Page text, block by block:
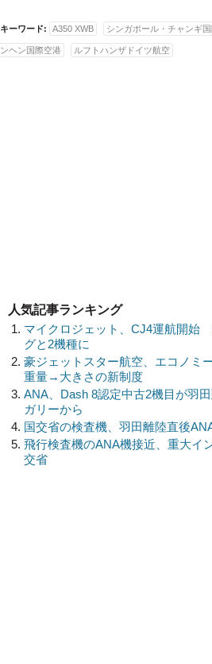
キーワード: A350 XWB シンガポール・チャンギ
ンヘン国際空港 ルフトハンザドイツ航空
人気記事ランキング
マイクロジェット、CJ4運航開始
グと2機種に
豪ジェットスター航空、エコノミ
重量→大きさの新制度
ANA、Dash 8認定中古2機目が羽
ガリーから
国交省の検査機、羽田離陸直後
飛行検査機のANA機接近、重大イ
交省